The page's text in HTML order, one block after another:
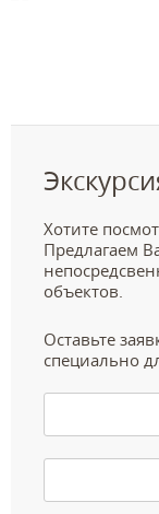
Хотите
Предлагаем
объектов.
Оставьте
специально